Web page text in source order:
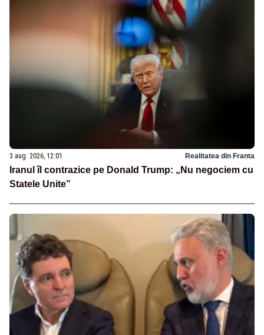
3 aug. 2026, 12:01 Realitatea din Franta
Iranul îl contrazice pe Donald Trump: „Nu negociem cu
Statele Unite”